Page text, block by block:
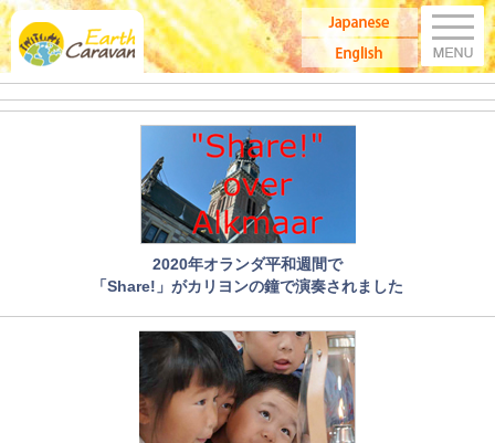
Earth Caravan：アースキャラバン
Japanese
English
2020年オランダ平和週間で
「Share!」がカリヨンの鐘で演奏されました